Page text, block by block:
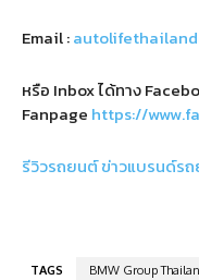
Email :
หรือ Inbox ได้ทาง
Fanpage https://
รีวิวรถยนต์ข่าวแบรนด์ร
TAGS BMW Group